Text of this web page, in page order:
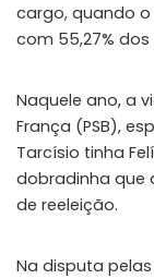
cargo, quando
com 55,27%
Naquele ano, a
França (PSB),
Tarcísio tinha
dobradinha que
de reeleição.
Na disputa